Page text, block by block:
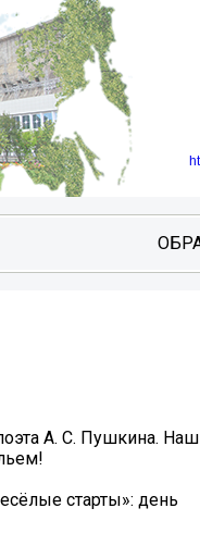
А. С. Пушкина. Наш
старты»: день